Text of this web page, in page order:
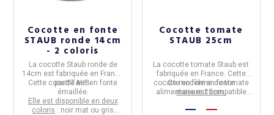
Cocotte en fonte
STAUB ronde 14cm
- 2 coloris
La cocotte Staub rondede
14cm est fabriquée en France
par STAUB.
Cette cocotte est en fonte
émaillée.
Elle est disponible en deux
coloris : noir mat ou gris
Cocotte tomate
STAUB 25cm
La cocotte tomate Staub est
fabriquée en France. Cette
cocotte en forme de tomate
mesure 25cm.
Ce modèle en fonte
alimentaire est compatible
chaleur dont l'induction.